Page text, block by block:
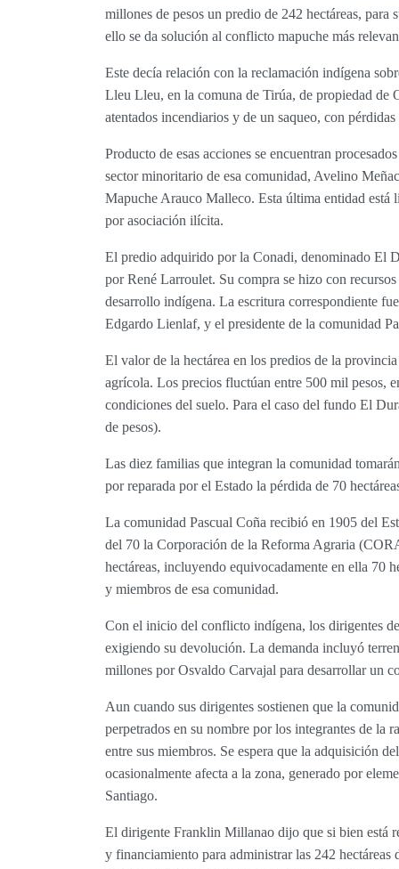
millones de pesos un predio de 242 hectáreas,
ello se da solución al conflicto mapuche más
Este decía relación con la reclamación indígena
Lleu Lleu, en la comuna de Tirúa, de propiedad
atentados incendiarios y de un saqueo, con
Producto de esas acciones se encuentran
sector minoritario de esa comunidad, Avelino
Mapuche Arauco Malleco. Esta última entidad está
por asociación ilícita.
El predio adquirido por la Conadi, denominado El
por René Larroulet. Su compra se hizo con
desarrollo indígena. La escritura correspondiente
Edgardo Lienlaf, y el presidente de la comunidad
El valor de la hectárea en los predios de la
agrícola. Los precios fluctúan entre 500 mil pesos,
condiciones del suelo. Para el caso del fundo El
de pesos).
Las diez familias que integran la comunidad
por reparada por el Estado la pérdida de 70
La comunidad Pascual Coña recibió en 1905 del
del 70 la Corporación de la Reforma Agraria
hectáreas, incluyendo equivocadamente en ella 70
y miembros de esa comunidad.
Con el inicio del conflicto indígena, los dirigentes
exigiendo su devolución. La demanda incluyó
millones por Osvaldo Carvajal para desarrollar un
Aun cuando sus dirigentes sostienen que la
perpetrados en su nombre por los integrantes de la
entre sus miembros. Se espera que la adquisición
ocasionalmente afecta a la zona, generado por
Santiago.
El dirigente Franklin Millanao dijo que si bien está
y financiamiento para administrar las 242